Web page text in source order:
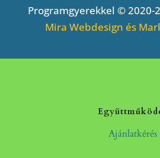
Programgyerekkel ©
Mira Webdesign és
Ajánlatkérés